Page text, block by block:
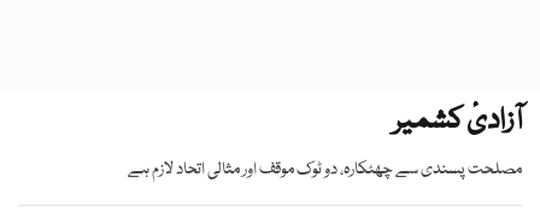
آزادیٔ کشمیر
مصلحت پسندی سے چھٹکارہ، دو ٹوک موقف اور مثالی اتحاد لازم ہے